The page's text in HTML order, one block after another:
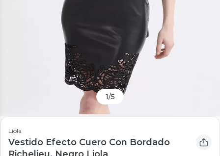
1/5
Liola
Vestido Efecto Cuero Con Bordado
Richelieu, Negro Liola